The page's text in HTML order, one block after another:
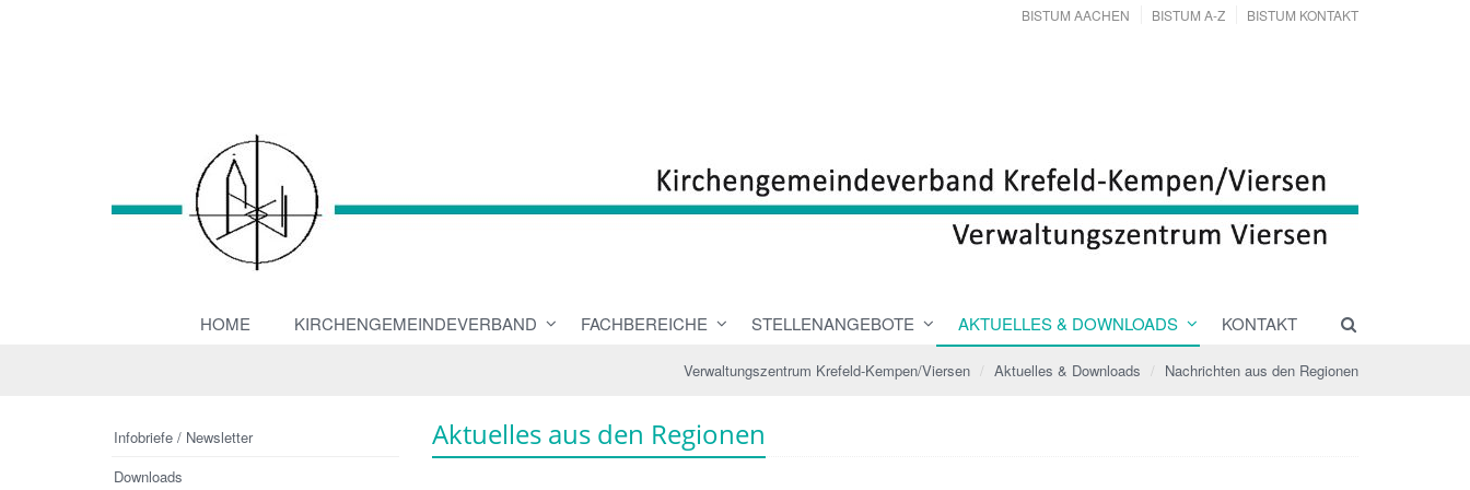
BISTUM AACHEN BISTUM A-Z BISTUM KONTAKT
HOME KIRCHENGEMEINDEVERBAND FACHBEREICHE STELLENANGEBOTE AKTUELLES & DOWNLOADS KONTAKT
Verwaltungszentrum Krefeld-Kempen/Viersen Aktuelles & Downloads Nachrichten aus den Regionen
Aktuelles aus den Regionen
Infobriefe / Newsletter
Downloads